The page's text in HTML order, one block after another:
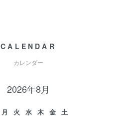
CALENDAR
カレンダー
2026年8月
月 火 水 木 金
土